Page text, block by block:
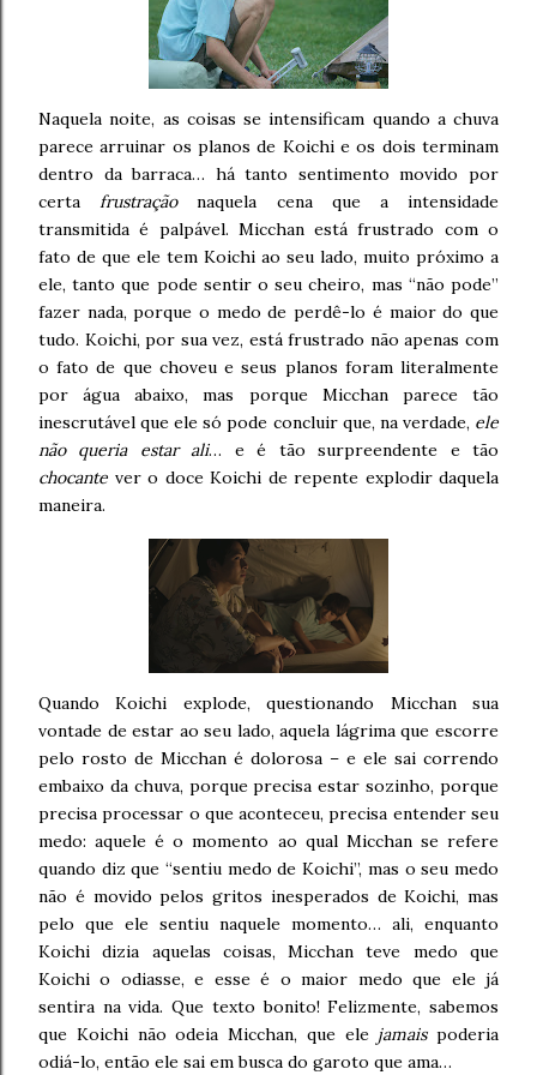
Naquela noite, as coisas se intensificam quando a chuva
parece arruinar os planos de Koichi e os dois terminam
dentro da barraca… há tanto sentimento movido por
certafrustraçãonaquela cena que a intensidade
transmitida é palpável. Micchan está frustrado com o
fato de que ele tem Koichi ao seu lado, muito próximo a
ele, tanto que pode sentir o seu cheiro, mas “não pode”
fazer nada, porque o medo de perdê-lo é maior do que
tudo. Koichi, por sua vez, está frustrado não apenas com
o fato de que choveu e seus planos foram literalmente
por água abaixo, mas porque Micchan parece tão
inescrutável que ele só pode concluir que, na verdade, ele
não queria estar ali… e é tão surpreendente e tão
chocante ver o doce Koichi de repente explodir daquela
maneira.
Quando Koichi explode, questionando Micchan sua
vontade de estar ao seu lado, aquela lágrima que escorre
pelo rosto de Micchan é dolorosa – e ele sai correndo
embaixo da chuva, porque precisa estar sozinho, porque
precisa processar o que aconteceu, precisa entender seu
medo: aquele é o momento ao qual Micchan se refere
quando diz que “sentiu medo de Koichi”, mas o seu medo
não é movido pelos gritos inesperados de Koichi, mas
pelo que ele sentiu naquele momento… ali, enquanto
Koichi dizia aquelas coisas, Micchan teve medo que
Koichi o odiasse, e esse é o maior medo que ele já
sentira na vida. Que texto bonito! Felizmente, sabemos
que Koichi não odeia Micchan, que ele jamaispoderia
odiá-lo, então ele sai em busca do garoto que ama…